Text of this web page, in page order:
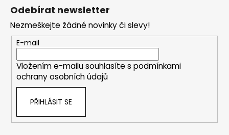
Odebírat newsletter
Nezmeškejte žádné novinky či slevy!
E-mail
Vložením e-mailu souhlasíte s podmínkami
ochrany osobních údajů
PŘIHLÁSIT SE